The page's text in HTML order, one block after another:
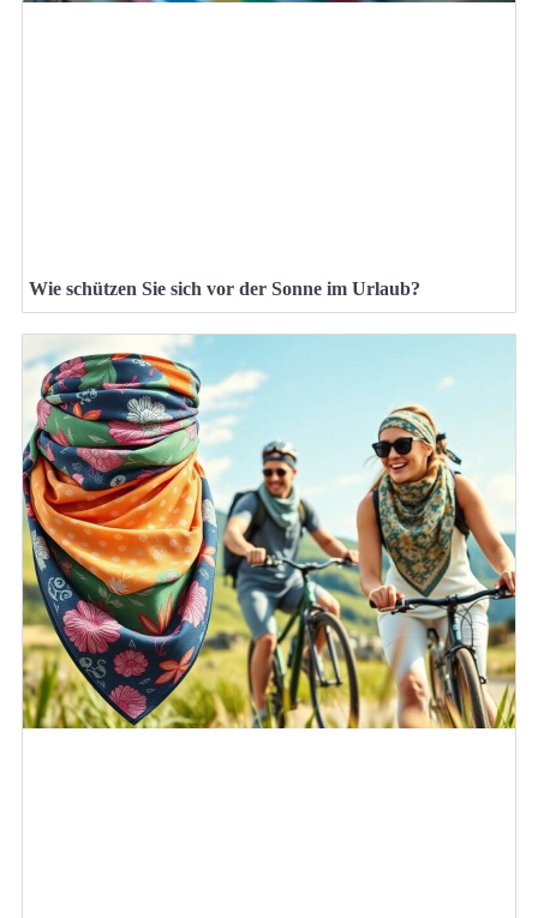
Wie schützen Sie sich vor der Sonne im Urlaub?